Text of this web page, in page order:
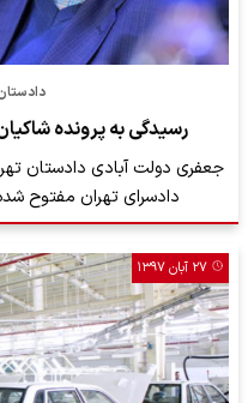
رسیدگی به پرونده شاکیان 20 شرکت پیش‌فروش
جعفری دولت آبادی دادستان
دادسرای تهران مفتوح
۲۷ آبان ۱۳۹۷